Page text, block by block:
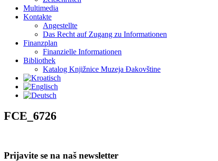
Multimedia
Kontakte
Angestellte
Das Recht auf Zugang zu Informationen
Finanzplan
Finanzielle Informationen
Bibliothek
Katalog Knjižnice Muzeja Đakovštine
FCE_6726
Prijavite se na naš newsletter